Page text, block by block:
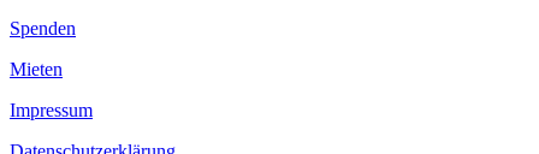
Spenden
Mieten
Impressum